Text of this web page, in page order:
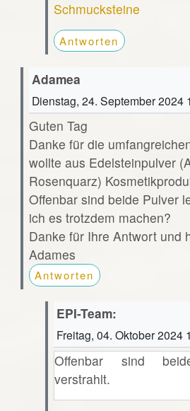
Schmucksteine
Antworten
Adamea
Dienstag, 24. September 2024
Guten Tag
Danke für die
wollte aus Edelsteinpulver
Rosenquarz)
Offenbar sind beide Pulver
ich es trotzdem machen?
Danke für Ihre Antwort und
Adames
Antworten
EPI-Team:
Freitag, 04. Oktober 2024
Offenbar sind
verstrahlt.